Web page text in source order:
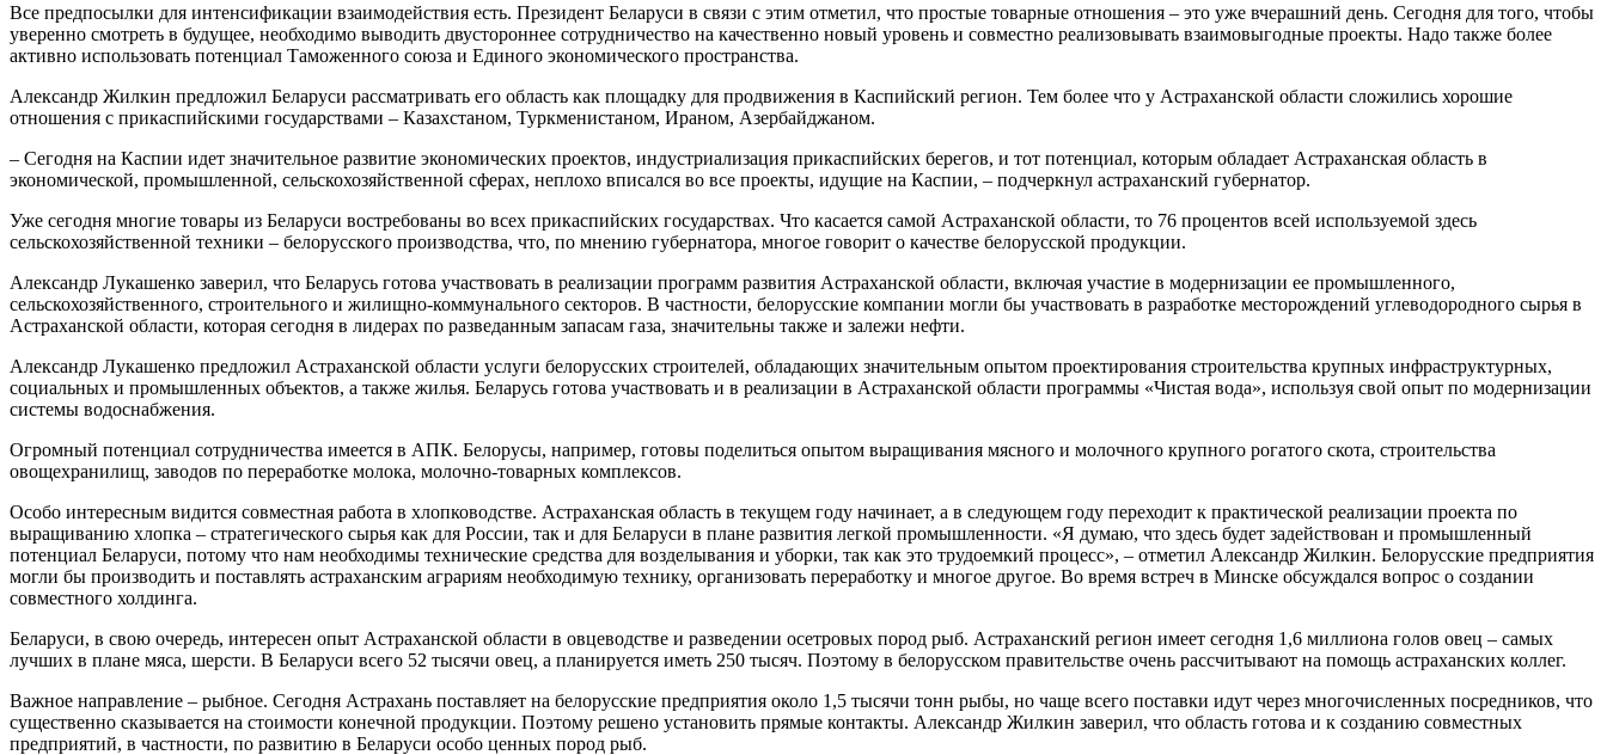
Все предпосылки для интенсификации взаимодействия есть. Президент Беларуси в связи с этим отметил, что простые товарные отношения – это уже вчерашний день. Сегодня для того, чтобы
уверенно смотреть в будущее, необходимо выводить двустороннее сотрудничество на качественно новый уровень и совместно реализовывать взаимовыгодные проекты. Надо также более
активно использовать потенциал Таможенного союза и Единого экономического пространства.
Александр Жилкин предложил Беларуси рассматривать его область как площадку для продвижения в Каспийский регион. Тем более что у Астраханской области сложились хорошие
отношения с прикаспийскими государствами – Казахстаном, Туркменистаном, Ираном, Азербайджаном.
– Сегодня на Каспии идет значительное развитие экономических проектов, индустриализация прикаспийских берегов, и тот потенциал, которым обладает Астраханская область в
экономической, промышленной, сельскохозяйственной сферах, неплохо вписался во все проекты, идущие на Каспии, – подчеркнул астраханский губернатор.
Уже сегодня многие товары из Беларуси востребованы во всех прикаспийских государствах. Что касается самой Астраханской области, то 76 процентов всей используемой здесь
сельскохозяйственной техники – белорусского производства, что, по мнению губернатора, многое говорит о качестве белорусской продукции.
Александр Лукашенко заверил, что Беларусь готова участвовать в реализации программ развития Астраханской области, включая участие в модернизации ее промышленного,
сельскохозяйственного, строительного и жилищно-коммунального секторов. В частности, белорусские компании могли бы участвовать в разработке месторождений углеводородного сырья в
Астраханской области, которая сегодня в лидерах по разведанным запасам газа, значительны также и залежи нефти.
Александр Лукашенко предложил Астраханской области услуги белорусских строителей, обладающих значительным опытом проектирования строительства крупных инфраструктурных,
социальных и промышленных объектов, а также жилья. Беларусь готова участвовать и в реализации в Астраханской области программы «Чистая вода», используя свой опыт по модернизации
системы водоснабжения.
Огромный потенциал сотрудничества имеется в АПК. Белорусы, например, готовы поделиться опытом выращивания мясного и молочного крупного рогатого скота, строительства
овощехранилищ, заводов по переработке молока, молочно-товарных комплексов.
Особо интересным видится совместная работа в хлопководстве. Астраханская область в текущем году начинает, а в следующем году переходит к практической реализации проекта по
выращиванию хлопка – стратегического сырья как для России, так и для Беларуси в плане развития легкой промышленности. «Я думаю, что здесь будет задействован и промышленный
потенциал Беларуси, потому что нам необходимы технические средства для возделывания и уборки, так как это трудоемкий процесс», – отметил Александр Жилкин. Белорусские предприятия
могли бы производить и поставлять астраханским аграриям необходимую технику, организовать переработку и многое другое. Во время встреч в Минске обсуждался вопрос о создании
совместного холдинга.
Беларуси, в свою очередь, интересен опыт Астраханской области в овцеводстве и разведении осетровых пород рыб. Астраханский регион имеет сегодня 1,6 миллиона голов овец – самых
лучших в плане мяса, шерсти. В Беларуси всего 52 тысячи овец, а планируется иметь 250 тысяч. Поэтому в белорусском правительстве очень рассчитывают на помощь астраханских коллег.
Важное направление – рыбное. Сегодня Астрахань поставляет на белорусские предприятия около 1,5 тысячи тонн рыбы, но чаще всего поставки идут через многочисленных посредников, что
существенно сказывается на стоимости конечной продукции. Поэтому решено установить прямые контакты. Александр Жилкин заверил, что область готова и к созданию совместных
предприятий, в частности, по развитию в Беларуси особо ценных пород рыб.